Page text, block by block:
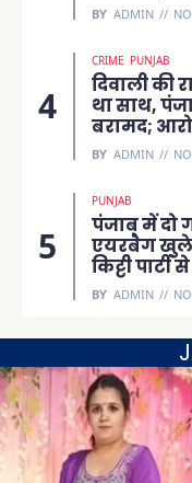
BY ADMIN
CRIME PUNJAB
दिवाली की
था साथ,
बरामद;
BY ADMIN
PUNJAB
पंजाब में दो
एयरबैग खुले,
किट्टी
BY ADMIN